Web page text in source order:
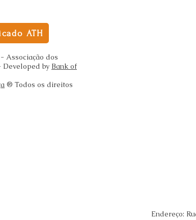
ATH
Associação dos
by Bank of
® Todos os direitos
Endereço: